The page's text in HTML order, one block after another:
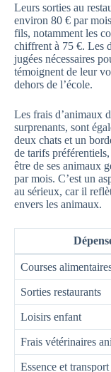
Leurs sorties au
environ 80 € par
fils, notamment les
chiffrent à 75 €. Les
jugées nécessaires
témoignent de leur
dehors de l’école.
Les frais d’animaux
surprenants, sont
deux chats et un
de tarifs
être de ses animaux
par mois. C’est un
au sérieux, car il
envers les animaux.
Courses
Sorties restaurants
Loisirs enfant
Frais vétérinaires
Essence et transport